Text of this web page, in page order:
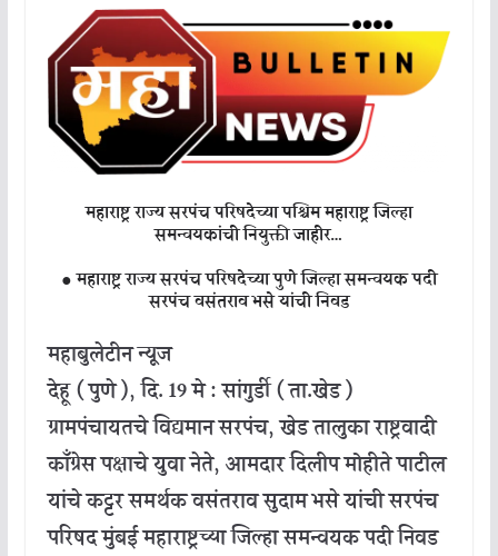
महाराष्ट्र राज्य सरपंच परिषदेच्या पश्चिम महाराष्ट्र जिल्हा
समन्वयकांची नियुक्ती जाहीर…
● महाराष्ट्र राज्य सरपंच परिषदेच्या पुणे जिल्हा समन्वयक पदी
सरपंच वसंतराव भसे यांची निवड
महाबुलेटीन न्यूज
देहू ( पुणे ), दि. 19 मे : सांगुर्डी ( ता.खेड )
ग्रामपंचायतचे विद्यमान सरपंच, खेड तालुका राष्ट्रवादी
काँग्रेस पक्षाचे युवा नेते, आमदार दिलीप मोहीते पाटील
यांचे कट्टर समर्थक वसंतराव सुदाम भसे यांची सरपंच
परिषद मुंबई महाराष्ट्रच्या जिल्हा समन्वयक पदी निवड